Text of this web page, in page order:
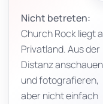
Nicht betreten:
Church Rock liegt
Privatland. Aus der
Distanz anschauen
und fotografieren,
aber nicht einfach